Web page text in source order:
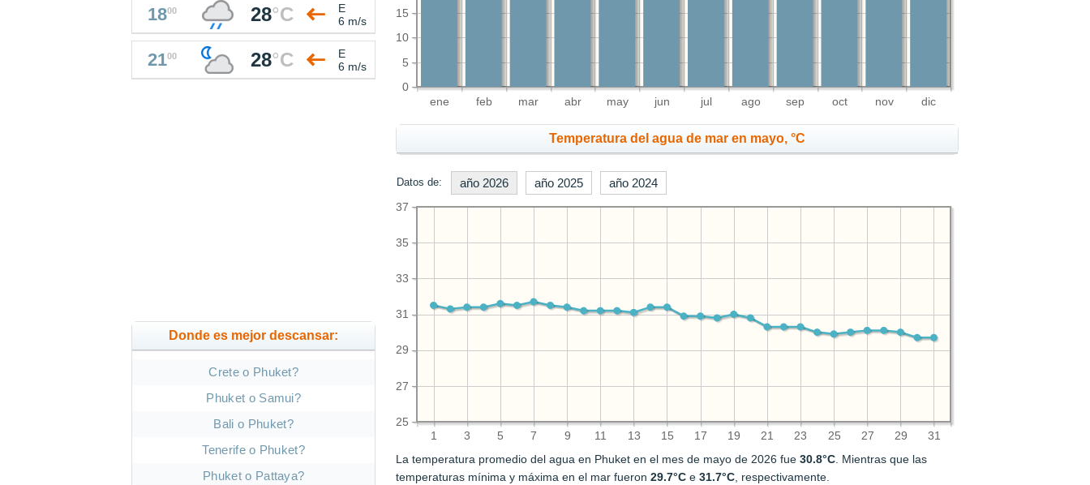
ene feb mar abr may jun jul ago sep oct nov dic
0
5
10
15
Temperatura del agua de mar en mayo, °C
Datos de: año 2026 año 2025 año 2024
1 3 5 7 9 11 13 15 17 19 21 23 25 27 29 31
25
27
29
31
33
35
37
La temperatura promedio del agua en Phuket en el mes de mayo de 2026 fue30.8°C. Mientras que las
temperaturas mínima y máxima en el mar fueron29.7°C e31.7°C, respectivamente.
1800 28°C
E
6 m/s
2100 28°C
E
6 m/s
Donde es mejor descansar:
Crete o Phuket?
Phuket o Samui?
Bali o Phuket?
Tenerife o Phuket?
Phuket o Pattaya?